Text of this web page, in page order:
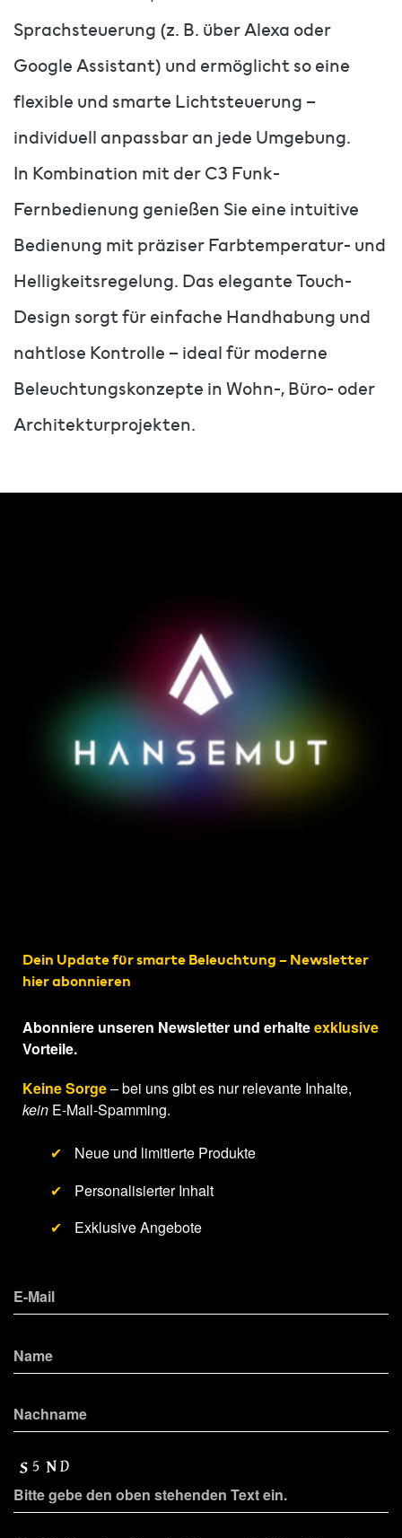
Sprachsteuerung (z. B. über Alexa oder
Google Assistant) und ermöglicht so eine
flexible und smarte Lichtsteuerung –
individuell anpassbar an jede Umgebung.
In Kombination mit der C3 Funk-
Fernbedienung genießen Sie eine intuitive
Bedienung mit präziser Farbtemperatur- und
Helligkeitsregelung. Das elegante Touch-
Design sorgt für einfache Handhabung und
nahtlose Kontrolle – ideal für moderne
Beleuchtungskonzepte in Wohn-, Büro- oder
Architekturprojekten.
Dein Update für smarte Beleuchtung – Newsletter
hier abonnieren
Abonniere unseren Newsletter und erhalteexklusive
Vorteile.
Keine Sorge– bei uns gibt es nur relevante Inhalte,
kein E-Mail-Spamming.
✔
Neue und limitierte Produkte
✔
Personalisierter Inhalt
✔
Exklusive Angebote